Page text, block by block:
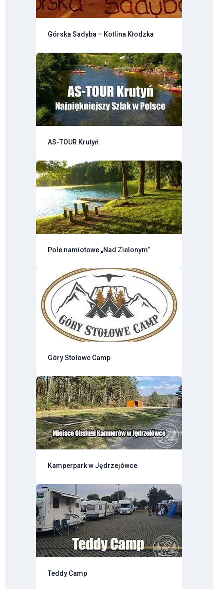
Górska Sadyba – Kotlina Kłodzka
AS-TOUR Krutyń
Pole namiotowe „Nad Zielonym”
Góry Stołowe Camp
Kamperpark w Jędrzejówce
Teddy Camp